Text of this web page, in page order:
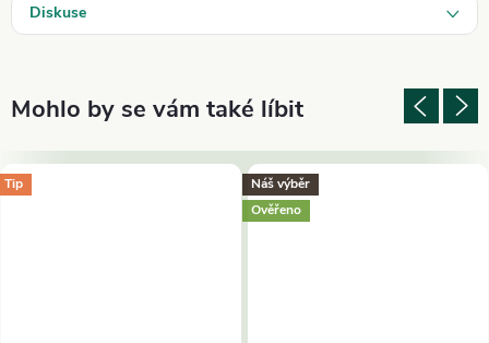
Diskuse
Tip
Náš výběr
Ověřeno